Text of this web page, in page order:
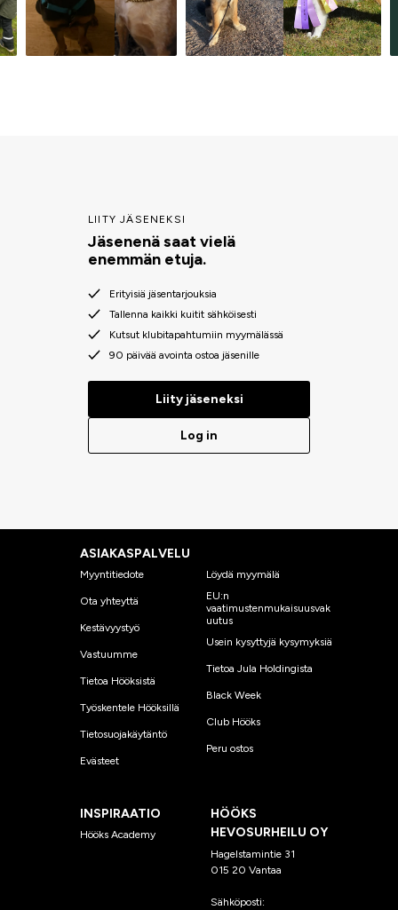
LIITY JÄSENEKSI
Jäsenenä saat vielä
enemmän etuja.
Erityisiä jäsentarjouksia
Tallenna kaikki kuitit sähköisesti
Kutsut klubitapahtumiin myymälässä
90 päivää avointa ostoa jäsenille
Liity jäseneksi
Log in
ASIAKASPALVELU
Myyntitiedote
Ota yhteyttä
Kestävyystyö
Vastuumme
Tietoa Hööksistä
Työskentele Hööksillä
Tietosuojakäytäntö
Evästeet
Löydä myymälä
EU:n
vaatimustenmukaisuusvak
uutus
Usein kysyttyjä kysymyksiä
Tietoa Jula Holdingista
Black Week
Club Hööks
Peru ostos
INSPIRAATIO
Hööks Academy
HÖÖKS
HEVOSURHEILU OY
Hagelstamintie 31
015 20 Vantaa
Sähköposti: